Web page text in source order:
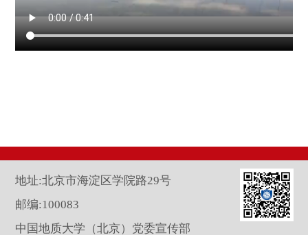
地址:北京市海淀区学院路29号
邮编:100083
中国地质大学（北京）党委宣传部